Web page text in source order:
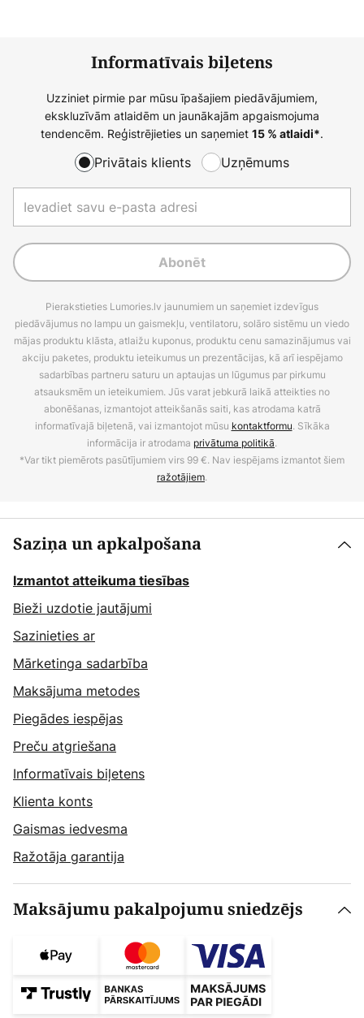
Informatīvais biļetens
Uzziniet pirmie par mūsu īpašajiem piedāvājumiem,
ekskluzīvām atlaidēm un jaunākajām apgaismojuma
tendencēm. Reģistrējieties un saņemiet 15 % atlaidi*.
Privātais klients Uzņēmums
Abonēt
Pierakstieties Lumories.lv jaunumiem un saņemiet izdevīgus
piedāvājumus no lampu un gaismekļu, ventilatoru, solāro sistēmu un viedo
mājas produktu klāsta, atlaižu kuponus, produktu cenu samazinājumus vai
akciju paketes, produktu ieteikumus un prezentācijas, kā arī iespējamo
sadarbības partneru saturu un aptaujas un lūgumus par pirkumu
atsauksmēm un ieteikumiem. Jūs varat jebkurā laikā atteikties no
abonēšanas, izmantojot atteikšanās saiti, kas atrodama katrā
informatīvajā biļetenā, vai izmantojot mūsu kontaktformu. Sīkāka
informācija ir atrodama privātuma politikā.
*Var tikt piemērots pasūtījumiem virs 99 €. Nav iespējams izmantot šiem
ražotājiem.
Saziņa un apkalpošana
Izmantot atteikuma tiesības
Bieži uzdotie jautājumi
Sazinieties ar
Mārketinga sadarbība
Maksājuma metodes
Piegādes iespējas
Preču atgriešana
Informatīvais biļetens
Klienta konts
Gaismas iedvesma
Ražotāja garantija
Maksājumu pakalpojumu sniedzējs